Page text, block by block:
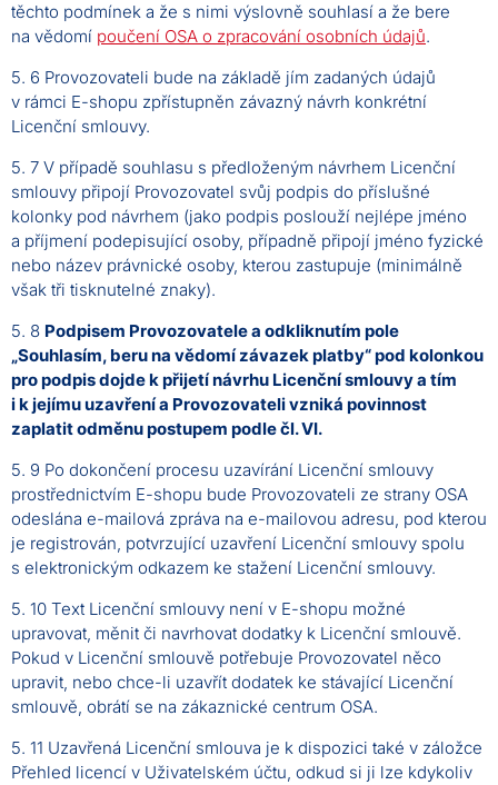
těchto podmínek a že s nimi výslovně souhlasí a že bere
na vědomí poučení OSA o zpracování osobních údajů.
5. 6 Provozovateli bude na základě jím zadaných údajů
v rámci E-shopu zpřístupněn závazný návrh konkrétní
Licenční smlouvy.
5. 7 V případě souhlasu s předloženým návrhem Licenční
smlouvy připojí Provozovatel svůj podpis do příslušné
kolonky pod návrhem (jako podpis poslouží nejlépe jméno
a příjmení podepisující osoby, případně připojí jméno fyzické
nebo název právnické osoby, kterou zastupuje (minimálně
však tři tisknutelné znaky).
5. 8 Podpisem Provozovatele a odkliknutím pole
„Souhlasím, beru na vědomí závazek platby“ pod kolonkou
pro podpis dojde k přijetí návrhu Licenční smlouvy a tím
i k jejímu uzavření a Provozovateli vzniká povinnost
zaplatit odměnu postupem podle čl. VI.
5. 9 Po dokončení procesu uzavírání Licenční smlouvy
prostřednictvím E-shopu bude Provozovateli ze strany OSA
odeslána e-mailová zpráva na e-mailovou adresu, pod kterou
je registrován, potvrzující uzavření Licenční smlouvy spolu
s elektronickým odkazem ke stažení Licenční smlouvy.
5. 10 Text Licenční smlouvy není v E-shopu možné
upravovat, měnit či navrhovat dodatky k Licenční smlouvě.
Pokud v Licenční smlouvě potřebuje Provozovatel něco
upravit, nebo chce-li uzavřít dodatek ke stávající Licenční
smlouvě, obrátí se na zákaznické centrum OSA.
5. 11 Uzavřená Licenční smlouva je k dispozici také v záložce
Přehled licencí v Uživatelském účtu, odkud si ji lze kdykoliv